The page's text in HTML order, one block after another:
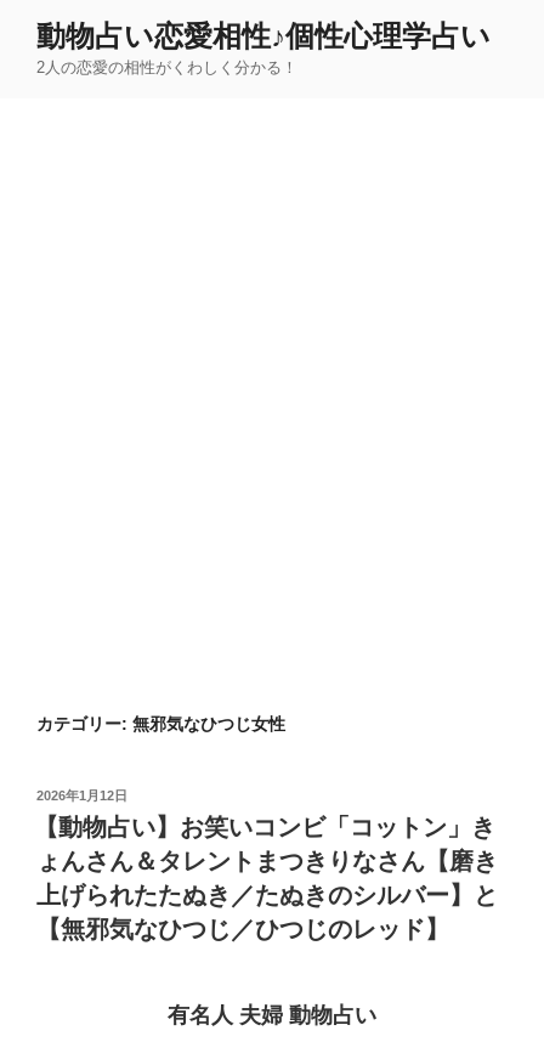
動物占い恋愛相性♪個性心理学占い
2人の恋愛の相性がくわしく分かる！
カテゴリー: 無邪気なひつじ女性
投
日:
2026年1月12日
【動物占い】お笑いコンビ「コットン」き
ょんさん＆タレントまつきりなさん【磨き
上げられたたぬき／たぬきのシルバー】と
【無邪気なひつじ／ひつじのレッド】
有名人 夫婦 動物占い